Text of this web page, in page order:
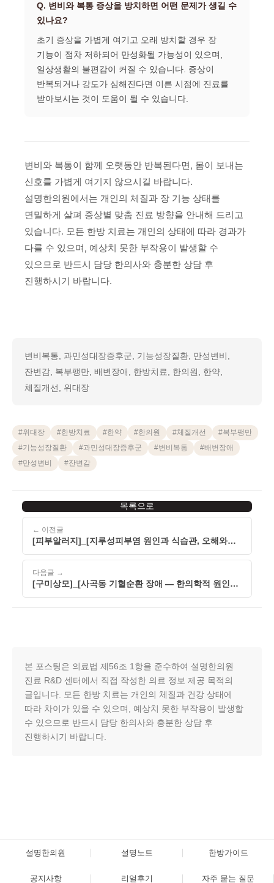
Q. 변비와 복통 증상을 방치하면 어떤 문제가 생길 수
있나요?
초기 증상을 가볍게 여기고 오래 방치할 경우 장
기능이 점차 저하되어 만성화될 가능성이 있으며,
일상생활의 불편감이 커질 수 있습니다. 증상이
반복되거나 강도가 심해진다면 이른 시점에 진료를
받아보시는 것이 도움이 될 수 있습니다.
변비와 복통이 함께 오랫동안 반복된다면, 몸이 보내는
신호를 가볍게 여기지 않으시길 바랍니다.
설명한의원에서는 개인의 체질과 장 기능 상태를
면밀하게 살펴 증상별 맞춤 진료 방향을 안내해 드리고
있습니다. 모든 한방 치료는 개인의 상태에 따라 경과가
다를 수 있으며, 예상치 못한 부작용이 발생할 수
있으므로 반드시 담당 한의사와 충분한 상담 후
진행하시기 바랍니다.
변비복통, 과민성대장증후군, 기능성장질환, 만성변비,
잔변감, 복부팽만, 배변장애, 한방치료, 한의원, 한약,
체질개선, 위대장
#위대장 #한방치료 #한약 #한의원 #체질개선 #복부팽만
#기능성장질환 #과민성대장증후군 #변비복통 #배변장애
#만성변비 #잔변감
← 이전글
[피부알러지]_[지루성피부염 원인과 식습관, 오해와
진실을 바로잡습니다]_[260508]
목록으로
다음글 →
[구미상모]_[사곡동 기혈순환 장애 — 한의학적 원인과
장부 기능 저하 심층 분석]_[260508]
본 포스팅은 의료법 제56조 1항을 준수하여 설명한의원
진료 R&D 센터에서 직접 작성한 의료 정보 제공 목적의
글입니다. 모든 한방 치료는 개인의 체질과 건강 상태에
따라 차이가 있을 수 있으며, 예상치 못한 부작용이 발생할
수 있으므로 반드시 담당 한의사와 충분한 상담 후
진행하시기 바랍니다.
설명한의원 설명노트 한방가이드
공지사항 리얼후기 자주 묻는 질문